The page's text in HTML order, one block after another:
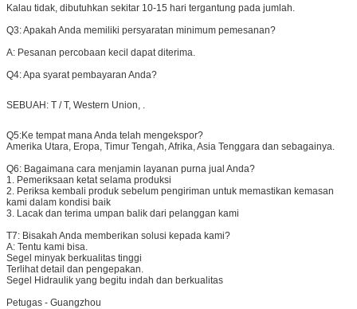
Kalau tidak, dibutuhkan sekitar 10-15 hari tergantung pada jumlah.
Q3: Apakah Anda memiliki persyaratan minimum pemesanan?
A: Pesanan percobaan kecil dapat diterima.
Q4: Apa syarat pembayaran Anda?
SEBUAH: T / T, Western Union, .
Q5:Ke tempat mana Anda telah mengekspor?
Amerika Utara, Eropa, Timur Tengah, Afrika, Asia Tenggara dan sebagainya.
Q6: Bagaimana cara menjamin layanan purna jual Anda?
1. Pemeriksaan ketat selama produksi
2. Periksa kembali produk sebelum pengiriman untuk memastikan kemasan
kami dalam kondisi baik
3. Lacak dan terima umpan balik dari pelanggan kami
T7: Bisakah Anda memberikan solusi kepada kami?
A: Tentu kami bisa.
Segel minyak berkualitas tinggi
Terlihat detail dan pengepakan.
Segel Hidraulik yang begitu indah dan berkualitas
Petugas - Guangzhou